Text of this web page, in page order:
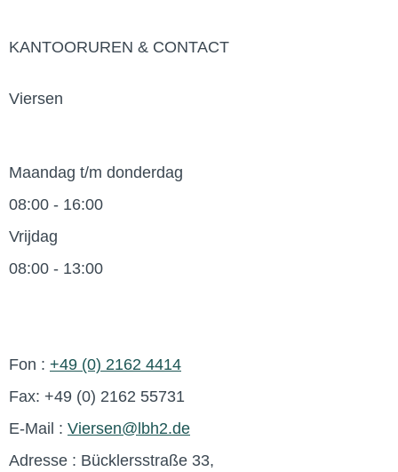
KANTOORUREN & CONTACT
Viersen
Maandag t/m donderdag
08:00 - 16:00
Vrijdag
08:00 - 13:00
Fon : +49 (0) 2162 4414
Fax: +49 (0) 2162 55731
E-Mail : Viersen@lbh2.de
Adresse : Bücklersstraße 33,